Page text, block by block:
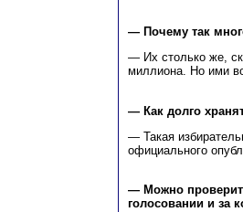
— Почему так
— Их столько же,
миллиона. Но ими
— Как долго
— Такая
официального
— Можно
голосовании и за